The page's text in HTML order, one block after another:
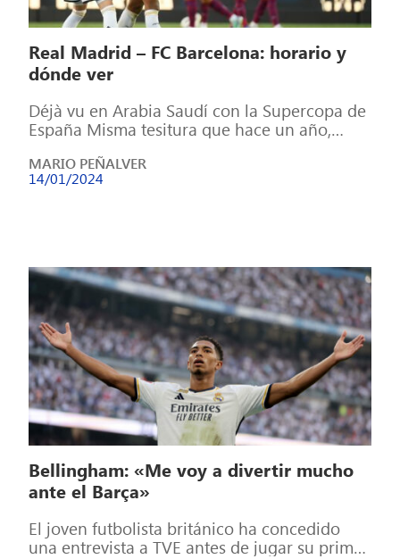
Real Madrid – FC Barcelona: horario y
dónde ver
Déjà vu en Arabia Saudí con la Supercopa de
España Misma tesitura que hace un año,
MARIO PEÑALVER
14/01/2024
Bellingham: «Me voy a divertir mucho
ante el Barça»
El joven futbolista británico ha concedido
una entrevista a TVE antes de jugar su primer